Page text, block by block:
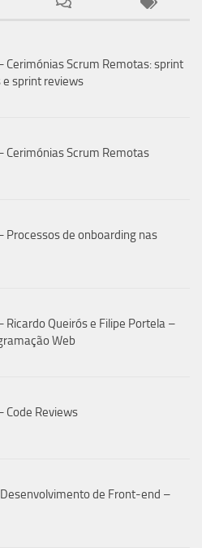
Cerimónias Scrum Remotas: sprint
sprint reviews
Cerimónias Scrum Remotas
Processos de onboarding nas
Ricardo Queirós e Filipe Portela –
Web
Code Reviews
de Front-end –